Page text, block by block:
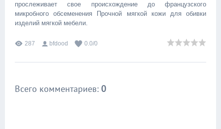
прослеживает свое происхождение до французского
микробного обсеменения Прочной мягкой кожи для обивки
изделий мягкой мебели.
287 bfdood 0.0/0
Всего комментариев: 0